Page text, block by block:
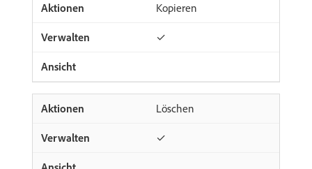
Kopieren
✓
Löschen
✓